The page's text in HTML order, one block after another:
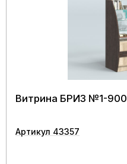
Витрина БРИЗ №1-900
Артикул 43357